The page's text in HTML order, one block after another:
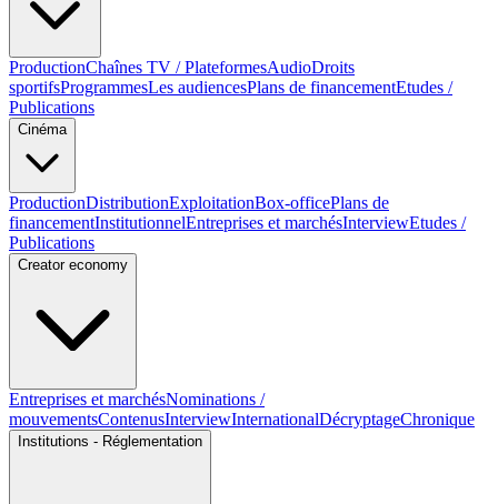
ProductionChaînes TV / PlateformesAudioDroits
sportifsProgrammesLes audiencesPlans de financementEtudes /
Publications
Cinéma
ProductionDistributionExploitationBox-officePlans de
financementInstitutionnelEntreprises et marchésInterviewEtudes /
Publications
Creator economy
Entreprises et marchésNominations /
mouvementsContenusInterviewInternationalDécryptageChronique
Institutions - Réglementation